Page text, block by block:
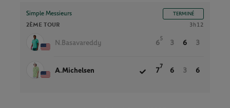
Simple Messieurs TERMINÉ
2ÈME TOUR 3h12
N.Basavareddy 6
5
3 6 3
A.Michelsen 7
7
6 3 6